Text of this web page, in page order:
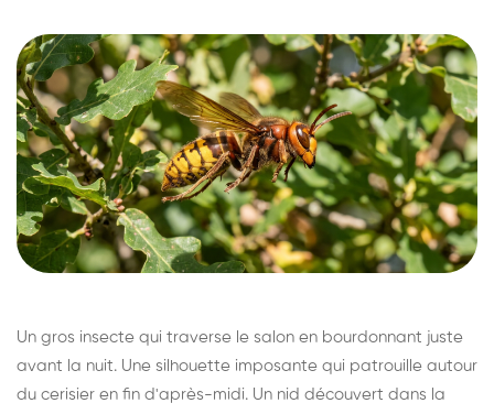
Un gros insecte qui traverse le salon en bourdonnant juste
avant la nuit. Une silhouette imposante qui patrouille autour
du cerisier en fin d'après-midi. Un nid découvert dans la